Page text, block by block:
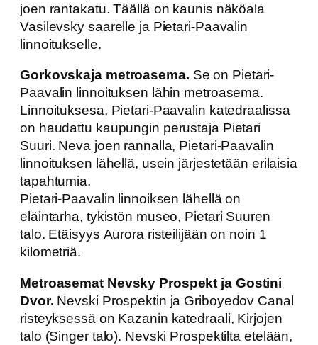
joen rantakatu. Täällä on kaunis näköala
Vasilevsky saarelle ja Pietari-Paavalin
linnoitukselle.
Gorkovskaja metroasema. Se on Pietari-
Paavalin linnoituksen lähin metroasema.
Linnoituksesa, Pietari-Paavalin katedraalissa
on haudattu kaupungin perustaja Pietari
Suuri. Neva joen rannalla, Pietari-Paavalin
linnoituksen lähellä, usein järjestetään erilaisia
tapahtumia.
Pietari-Paavalin linnoiksen lähellä on
eläintarha, tykistön museo, Pietari Suuren
talo. Etäisyys Aurora risteilijään on noin 1
kilometriä.
Metroasemat Nevsky Prospekt ja Gostini
Dvor. Nevski Prospektin ja Griboyedov Canal
risteyksessä on Kazanin katedraali, Kirjojen
talo (Singer talo). Nevski Prospektilta etelään,